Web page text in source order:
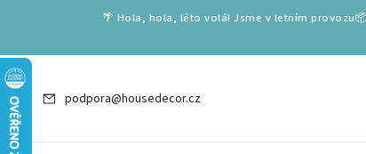
🌴 Hola, hola, léto volá! Jsme v letním
podpora@housedecor.cz